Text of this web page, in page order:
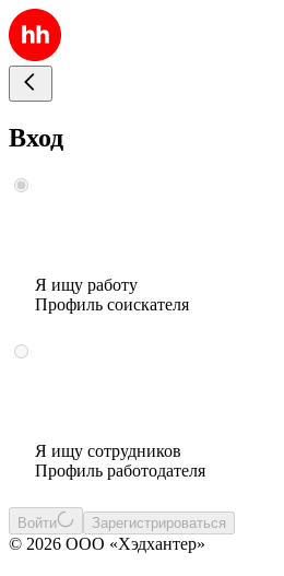
Вход
Я ищу работу
Профиль соискателя
Я ищу сотрудников
Профиль работодателя
Войти Зарегистрироваться
© 2026 ООО «Хэдхантер»